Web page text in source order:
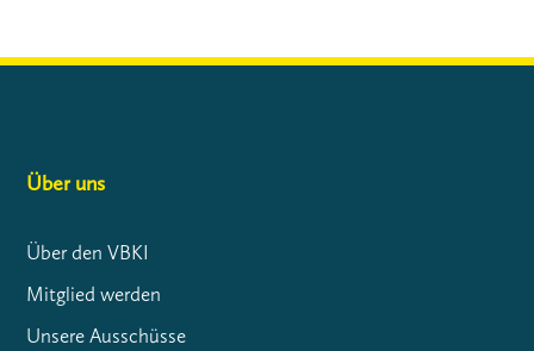
Über uns
Über den VBKI
Mitglied werden
Unsere Ausschüsse